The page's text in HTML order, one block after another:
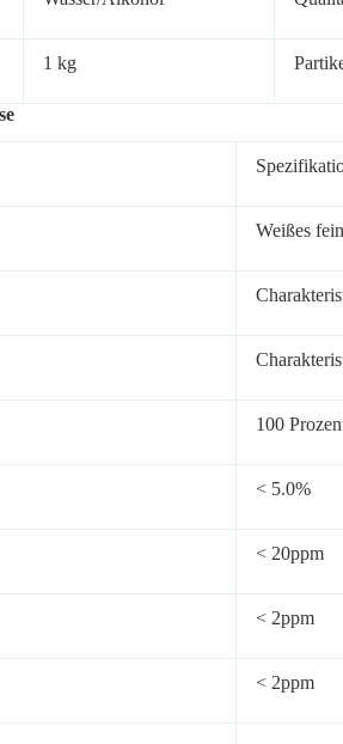
1 kg
Weißes
100
< 5.0%
< 20ppm
< 2ppm
< 2ppm